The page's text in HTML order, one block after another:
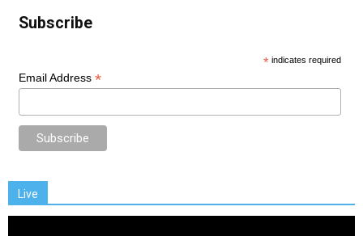
Subscribe
* indicates required
Email Address *
Live